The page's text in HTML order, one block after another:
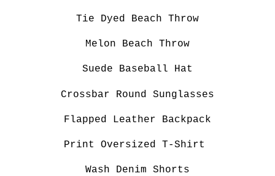
Tie Dyed Beach Throw
Melon Beach Throw
Suede Baseball Hat
Crossbar Round Sunglasses
Flapped Leather Backpack
Print Oversized T-Shirt
Wash Denim Shorts